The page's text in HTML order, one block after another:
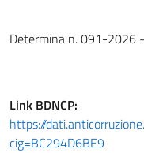
Determina n. 091-2026
Link BDNCP:
https://
cig=BC294D6BE9